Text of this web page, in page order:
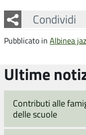
Condividi
Facebook
Twitter
Whatsapp
Pubblicato in Albinea
Ultime
Contributi alle
delle scuole